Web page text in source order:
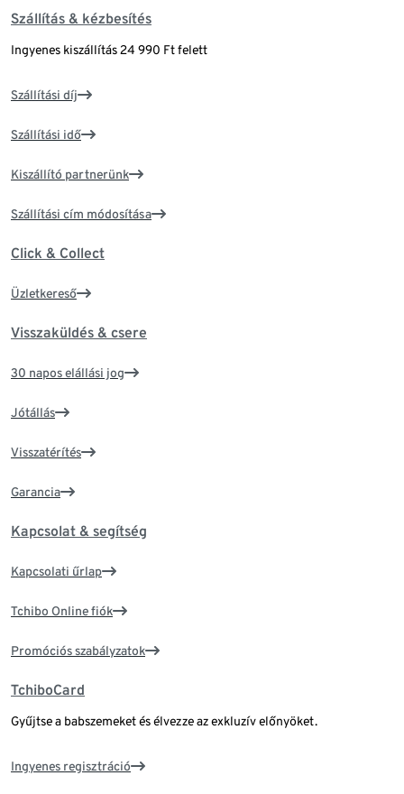
Szállítás & kézbesítés
Ingyenes kiszállítás 24 990 Ft felett
Szállítási díj
Szállítási idő
Kiszállító partnerünk
Szállítási cím módosítása
Click & Collect
Üzletkereső
Visszaküldés & csere
30 napos elállási jog
Jótállás
Visszatérítés
Garancia
Kapcsolat & segítség
Kapcsolati űrlap
Tchibo Online fiók
Promóciós szabályzatok
TchiboCard
Gyűjtse a babszemeket és élvezze az exkluzív előnyöket.
Ingyenes regisztráció